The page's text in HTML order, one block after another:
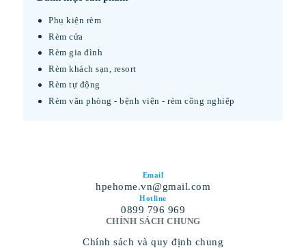
Phụ kiện rèm
Rèm cửa
Rèm gia đình
Rèm khách sạn, resort
Rèm tự động
Rèm văn phòng - bệnh viện - rèm công nghiệp
Email
hpehome.vn@gmail.com
Hotline
0899 796 969
CHÍNH SÁCH CHUNG
Chính sách và quy định chung